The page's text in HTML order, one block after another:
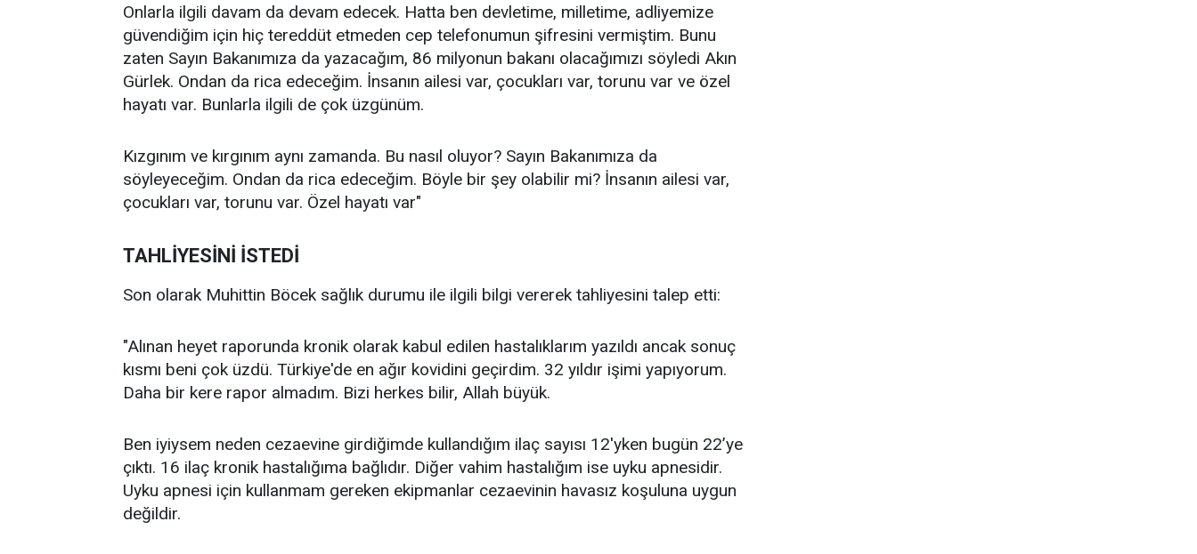
Onlarla ilgili davam da devam edecek. Hatta ben devletime, milletime, adliyemize
güvendiğim için hiç tereddüt etmeden cep telefonumun şifresini vermiştim. Bunu
zaten Sayın Bakanımıza da yazacağım, 86 milyonun bakanı olacağımızı söyledi Akın
Gürlek. Ondan da rica edeceğim. İnsanın ailesi var, çocukları var, torunu var ve özel
hayatı var. Bunlarla ilgili de çok üzgünüm.
Kızgınım ve kırgınım aynı zamanda. Bu nasıl oluyor? Sayın Bakanımıza da
söyleyeceğim. Ondan da rica edeceğim. Böyle bir şey olabilir mi? İnsanın ailesi var,
çocukları var, torunu var. Özel hayatı var"
TAHLİYESİNİ İSTEDİ
Son olarak Muhittin Böcek sağlık durumu ile ilgili bilgi vererek tahliyesini talep etti:
"Alınan heyet raporunda kronik olarak kabul edilen hastalıklarım yazıldı ancak sonuç
kısmı beni çok üzdü. Türkiye'de en ağır kovidini geçirdim. 32 yıldır işimi yapıyorum.
Daha bir kere rapor almadım. Bizi herkes bilir, Allah büyük.
Ben iyiysem neden cezaevine girdiğimde kullandığım ilaç sayısı 12'yken bugün 22’ye
çıktı. 16 ilaç kronik hastalığıma bağlıdır. Diğer vahim hastalığım ise uyku apnesidir.
Uyku apnesi için kullanmam gereken ekipmanlar cezaevinin havasız koşuluna uygun
değildir.